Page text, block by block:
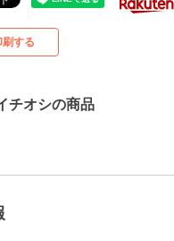
刷する
チオシの商品